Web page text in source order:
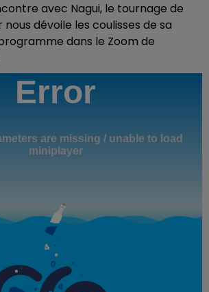
avec Nagui, le tournage de
nous dévoile les coulisses de sa
dans le Zoom de